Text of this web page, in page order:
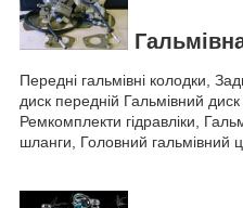
Передні гальмівні колодки,
диск передній Гальмівний
Ремкомплекти гідравліки,
шланги, Головний гальмівний